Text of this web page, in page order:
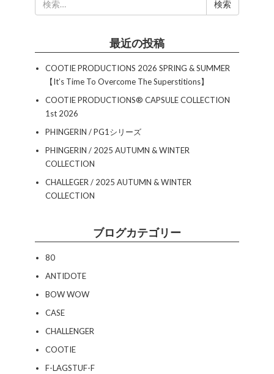
索:
最近の投稿
COOTIE PRODUCTIONS 2026 SPRING & SUMMER
【It’s Time To Overcome The Superstitions】
COOTIE PRODUCTIONS®︎ CAPSULE COLLECTION
1st 2026
PHINGERIN / PG1シリーズ
PHINGERIN / 2025 AUTUMN & WINTER
COLLECTION
CHALLEGER / 2025 AUTUMN & WINTER
COLLECTION
ブログカテゴリー
80
ANTIDOTE
BOW WOW
CASE
CHALLENGER
COOTIE
F-LAGSTUF-F